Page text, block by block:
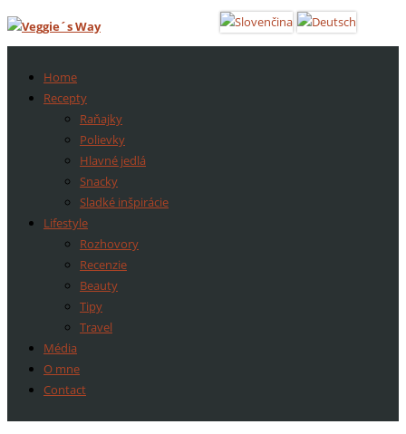
Home
Recepty
Raňajky
Polievky
Hlavné jedlá
Snacky
Sladké inšpirácie
Lifestyle
Rozhovory
Recenzie
Beauty
Tipy
Travel
Média
O mne
Contact